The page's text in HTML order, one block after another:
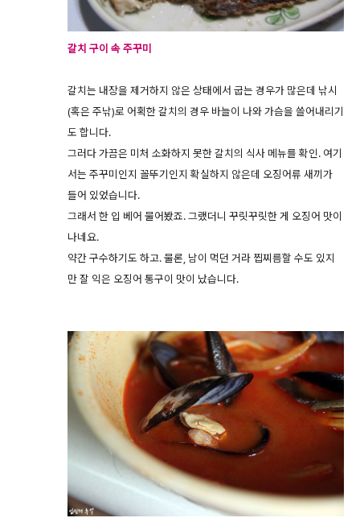
갈치 구이 속 주꾸미
갈치는 내장을 제거하지 않은 상태에서 굽는 경우가 많은데 낚시
(혹은 주낚)로 어획한 갈치의 경우 바늘이 나와 가슴을 쓸어내리기
도 합니다.
그러다 가끔은 미처 소화하지 못한 갈치의 식사 메뉴를 확인. 여기
서는 주꾸미인지 꼴뚜기인지 확실하지 않은데 오징어류 새끼가
들어 있었습니다.
그래서 한 입 베어 물어봤죠. 그랬더니 꾸릿꾸릿한 게 오징어 맛이
나네요.
약간 구수하기도 하고. 물론, 남이 먹던 거라 찝찌름할 수도 있지
만 잘 익은 오징어 통구이 맛이 났습니다.